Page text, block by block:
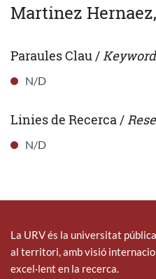
Martinez
Paraules Clau /
N/D
Linies de Recerca /
N/D
La URV és la universitat
al territori, amb visió
excel·lent en la recerca.